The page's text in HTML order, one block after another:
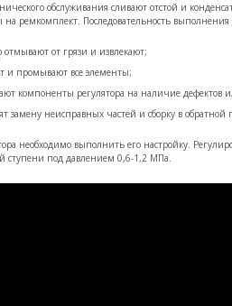
обслуживания сливают отстой и
на ремкомплект. Последовательность
отмывают от грязи и извлекают;
и промывают все элементы;
компоненты регулятора на наличие дефектов
замену неисправных частей и сборку в обратной
необходимо выполнить его настройку.
ступени под давлением 0,6-1,2 МПа.